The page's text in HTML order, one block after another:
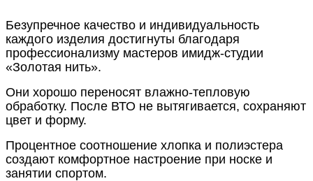
Безупречное качество и индивидуальность
каждого изделия достигнуты благодаря
профессионализму мастеров имидж-студии
«Золотая нить».
Они хорошо переносят влажно-тепловую
обработку. После ВТО не вытягивается, сохраняют
цвет и форму.
Процентное соотношение хлопка и полиэстера
создают комфортное настроение при носке и
занятии спортом.